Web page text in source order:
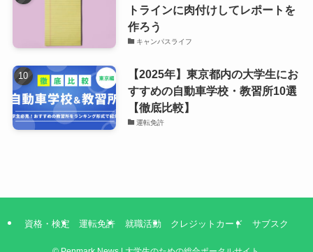
トラインに肉付けしてレポートを
作ろう
キャンパスライフ
【2025年】東京都内の大学生にお
すすめの自動車学校・教習所10選
【徹底比較】
運転免許
資格・検定 運転免許 就職活動 クレジットカード サブスク